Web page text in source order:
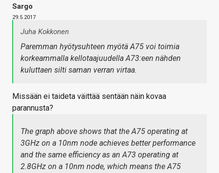
Sargo
29.5.2017
Juha Kokkonen
Paremman hyötysuhteen myötä A75 voi toimia
korkeammalla kellotaajuudella A73:een nähden
kuluttaen silti saman verran virtaa.
Missään ei taideta väittää sentään näin kovaa
parannusta?
The graph above shows that the A75 operating at
3GHz on a 10nm node achieves better performance
and the same efficiency as an A73 operating at
2.8GHz on a 10nm node, which means the A75